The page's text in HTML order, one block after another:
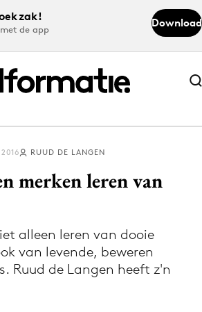
de app
Download
Abonneer nu
Abonneer nu
nieuws via de Adformatie
Nieuws app
RUUD DE LANGEN
merken leren van
alleen leren van dooie
van levende, beweren
Ruud de Langen heeft z'n